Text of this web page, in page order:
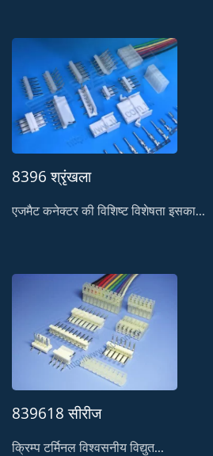
8396 श्रृंखला
एजमैट कनेक्टर की विशिष्ट विशेषता इसका...
839618 सीरीज
क्रिम्प टर्मिनल विश्वसनीय विद्युत...